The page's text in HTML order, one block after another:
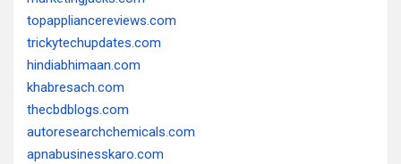
topappliancereviews.com
trickytechupdates.com
hindiabhimaan.com
khabresach.com
thecbdblogs.com
autoresearchchemicals.com
apnabusinesskaro.com